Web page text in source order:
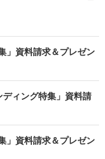
」資料請求＆プレゼン
ィング特集」資料請
」資料請求＆プレゼン